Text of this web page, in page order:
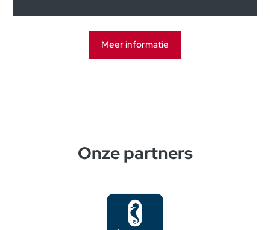
Meer informatie
Onze partners